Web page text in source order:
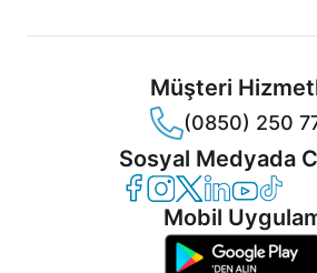
Müşteri
(0850) 250
Sosyal Medyada
Casper Facebook
Casper Instagram
Casper Twitter
CasperCasperCasper
Mobil